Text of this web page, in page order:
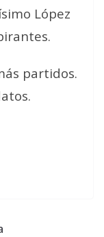
López
partidos.